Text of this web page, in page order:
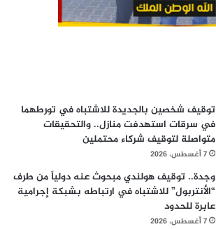
توقيف شخصين بالجديدة للاشتباه في تورطهما
في سرقات استهدفت منازل.. والتحقيقات
متواصلة لتوقيف شركاء محتملين
7 أغسطس، 2026
وجدة.. توقيف هولندي مبحوث عنه دولياً من طرف
“الأنتربول” للاشتباه في ارتباطه بشبكة إجرامية
عابرة للحدود
7 أغسطس، 2026